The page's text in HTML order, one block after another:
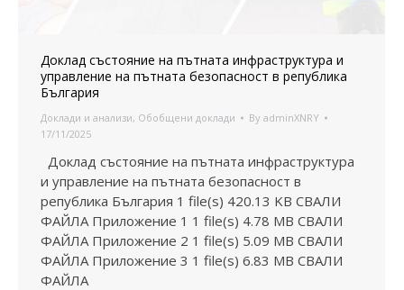
Доклад състояние на пътната инфраструктура и
управление на пътната безопасност в република
България
Доклади и анализи, Обобщени доклади By adminXNRY
17/11/2025
Доклад състояние на пътната инфраструктура
и управление на пътната безопасност в
република България 1 file(s) 420.13 KB СВАЛИ
ФАЙЛА Приложение 1 1 file(s) 4.78 MB СВАЛИ
ФАЙЛА Приложение 2 1 file(s) 5.09 MB СВАЛИ
ФАЙЛА Приложение 3 1 file(s) 6.83 MB СВАЛИ
ФАЙЛА